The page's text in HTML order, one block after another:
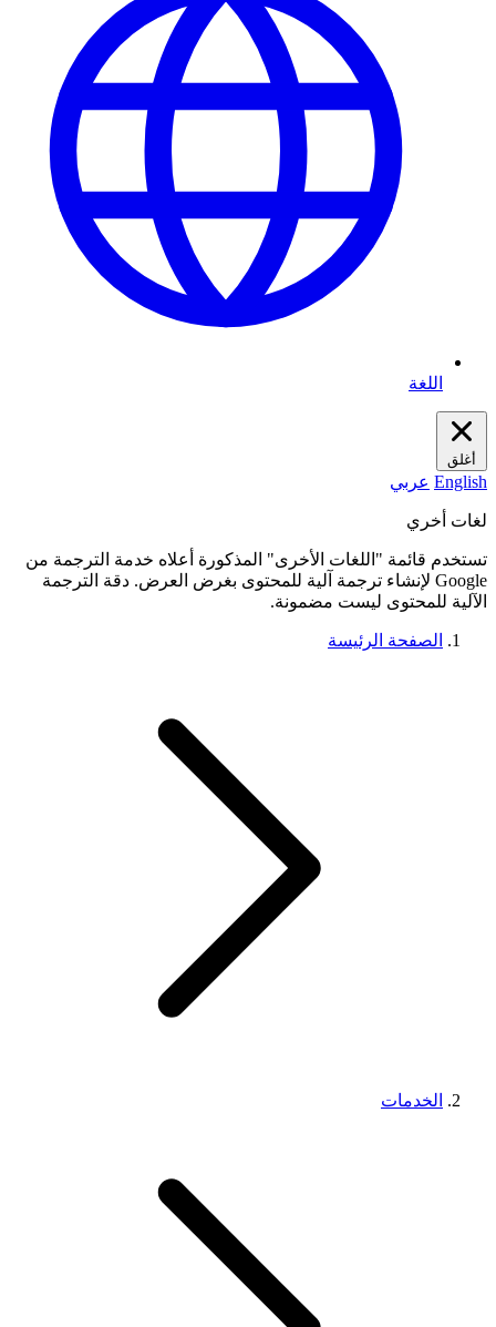
اللغة
أغلق
English عربي
لغات أخري
تستخدم قائمة "اللغات الأخرى" المذكورة أعلاه خدمة الترجمة من
Google لإنشاء ترجمة آلية للمحتوى بغرض العرض. دقة الترجمة
الآلية للمحتوى ليست مضمونة.
الصفحة الرئيسة
الخدمات